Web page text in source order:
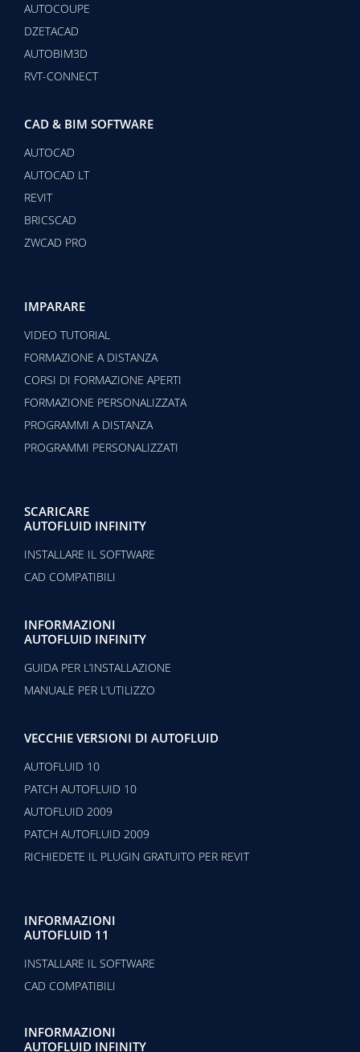
AUTOCOUPE
DZETACAD
AUTOBIM3D
RVT-CONNECT
CAD & BIM SOFTWARE
AUTOCAD
AUTOCAD LT
REVIT
BRICSCAD
ZWCAD PRO
IMPARARE
VIDEO TUTORIAL
FORMAZIONE A DISTANZA
CORSI DI FORMAZIONE APERTI
FORMAZIONE PERSONALIZZATA
PROGRAMMI A DISTANZA
PROGRAMMI PERSONALIZZATI
SCARICARE
AUTOFLUID INFINITY
INSTALLARE IL SOFTWARE
CAD COMPATIBILI
INFORMAZIONI
AUTOFLUID INFINITY
GUIDA PER L’INSTALLAZIONE
MANUALE PER L’UTILIZZO
VECCHIE VERSIONI DI AUTOFLUID
AUTOFLUID 10
PATCH AUTOFLUID 10
AUTOFLUID 2009
PATCH AUTOFLUID 2009
RICHIEDETE IL PLUGIN GRATUITO PER REVIT
INFORMAZIONI
AUTOFLUID 11
INSTALLARE IL SOFTWARE
CAD COMPATIBILI
INFORMAZIONI
AUTOFLUID INFINITY